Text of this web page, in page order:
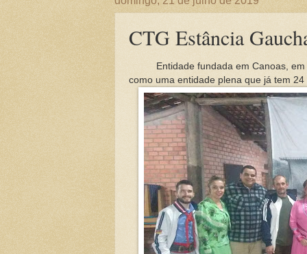
CTG Estância
Entidade fundada em Canoas,
como uma entidade plena que já tem